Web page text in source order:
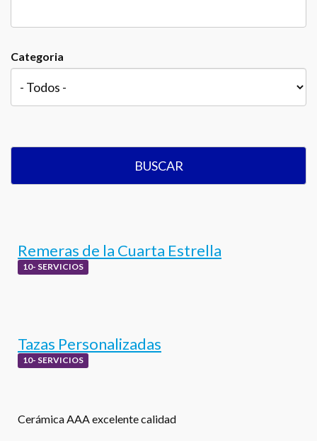
Categoria
BUSCAR
Remeras de la Cuarta Estrella
10- SERVICIOS
Tazas Personalizadas
10- SERVICIOS
Cerámica AAA excelente calidad